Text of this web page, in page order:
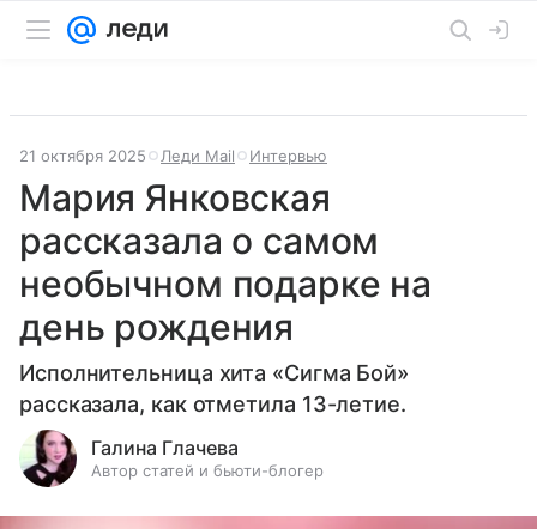
21 октября 2025 Леди Mail Интервью
Мария Янковская
рассказала о самом
необычном подарке на
день рождения
Исполнительница хита «Сигма Бой»
рассказала, как отметила 13-летие.
Галина Глачева
Автор статей и бьюти-блогер